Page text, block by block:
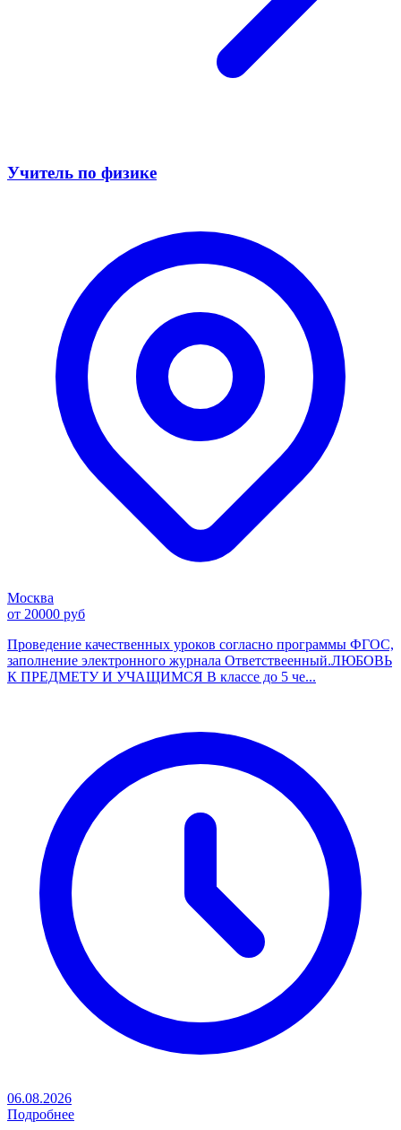
Учитель по физике
Москва
от 20000 руб
Проведение качественных уроков согласно программы ФГОС,
заполнение электронного журнала Ответствеенный.ЛЮБОВЬ
К ПРЕДМЕТУ И УЧАЩИМСЯ В классе до 5 че...
06.08.2026
Подробнее